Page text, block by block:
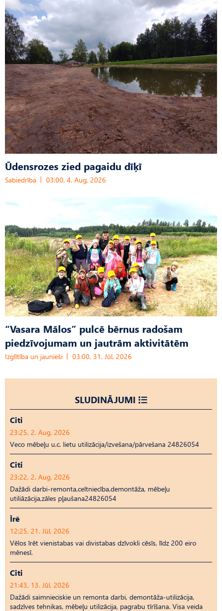
Ūdensrozes zied pagaidu dīķī
Sabiedrība 03:00, 4. Aug, 2026
“Vasara Mālos” pulcē bērnus radošam
piedzīvojumam un jautrām aktivitātēm
Izglītība un jaunieši 03:00, 31. Jūl, 2026
SLUDINĀJUMI
Citi
23:25, 2. Aug, 2026
Veco mēbeļu u.c. lietu utilizācija/izvešana/pārvešana 24826054
Citi
23:22, 2. Aug, 2026
Dažādi darbi-remonta,celtniecība,demontāža, mēbeļu
utiliāzācija,zāles pļaušana24826054
Īrē
12:25, 21. Jūl, 2026
Vēlos īrēt vienistabas vai divistabas dzīvokli cēsīs, līdz 200 eiro
mēnesī.
Citi
21:43, 13. Jūl, 2026
Dažādi saimnieciskie un remonta darbi, demontāža-utilizācija,
sadzīves tehnikas, mēbeļu utilizācija, pagrabu tīrīšana. Visa veida